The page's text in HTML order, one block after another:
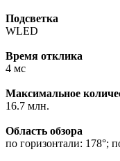
Подсветка
WLED
Время отклика
4 мс
Максимальное
16.7 млн.
Область обзора
по горизонтали: 178°;